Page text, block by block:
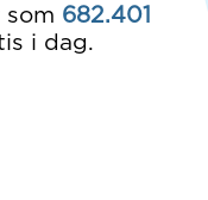
som 682.401
i dag.